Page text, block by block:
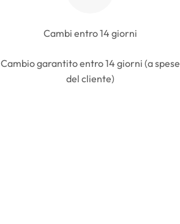
Cambi entro 14 giorni
Cambio garantito entro 14 giorni (a spese
del cliente)